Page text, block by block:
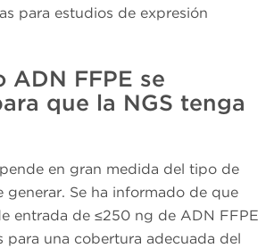
para estudios de expresión
ADN FFPE se
que la NGS tenga
en gran medida del tipo de
generar. Se ha informado de que
entrada de ≤250 ng de ADN FFPE
para una cobertura adecuada del